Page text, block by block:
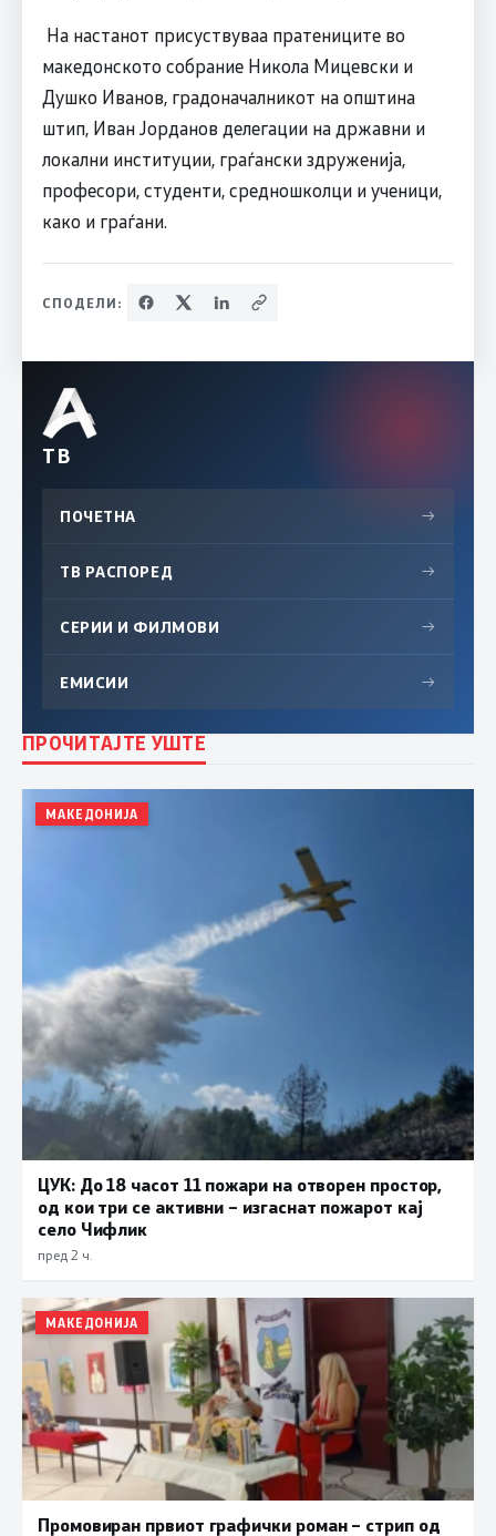
На настанот присуствуваа пратениците во
македонското собрание Никола Мицевски и
Душко Иванов, градоначалникот на општина
штип, Иван Јорданов делегации на државни и
локални институции, граѓански здруженија,
професори, студенти, средношколци и ученици,
како и граѓани.
СПОДЕЛИ:
ТВ
ПОЧЕТНА →
ТВ РАСПОРЕД →
СЕРИИ И ФИЛМОВИ →
ЕМИСИИ →
ПРОЧИТАЈТЕ УШТЕ
МАКЕДОНИЈА
ЦУК: До 18 часот 11 пожари на отворен простор,
од кои три се активни – изгаснат пожарот кај
село Чифлик
пред 2 ч.
МАКЕДОНИЈА
Промовиран првиот графички роман – стрип од